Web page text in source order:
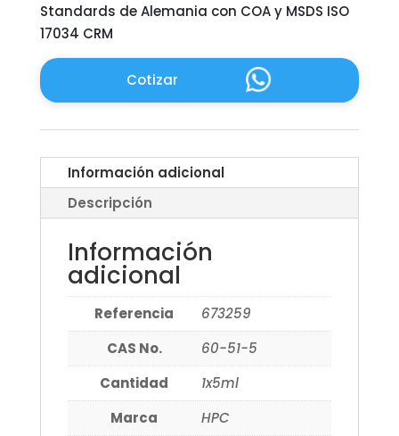
Standards de Alemania con COA y MSDS ISO
17034 CRM
Cotizar
Información adicional
Descripción
Información
adicional
Referencia
673259
CAS No.
60-51-5
Cantidad
1x5ml
Marca
HPC